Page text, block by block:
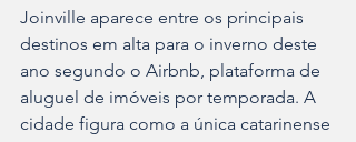
Joinville aparece entre os principais
destinos em alta para o inverno deste
ano segundo o Airbnb, plataforma de
aluguel de imóveis por temporada. A
cidade figura como a única catarinense